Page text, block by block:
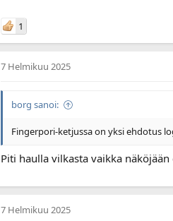
1
7 Helmikuu 2025
borg sanoi:
Fingerpori-ketjussa on yksi ehdotus
Piti haulla vilkasta vaikka
7 Helmikuu 2025